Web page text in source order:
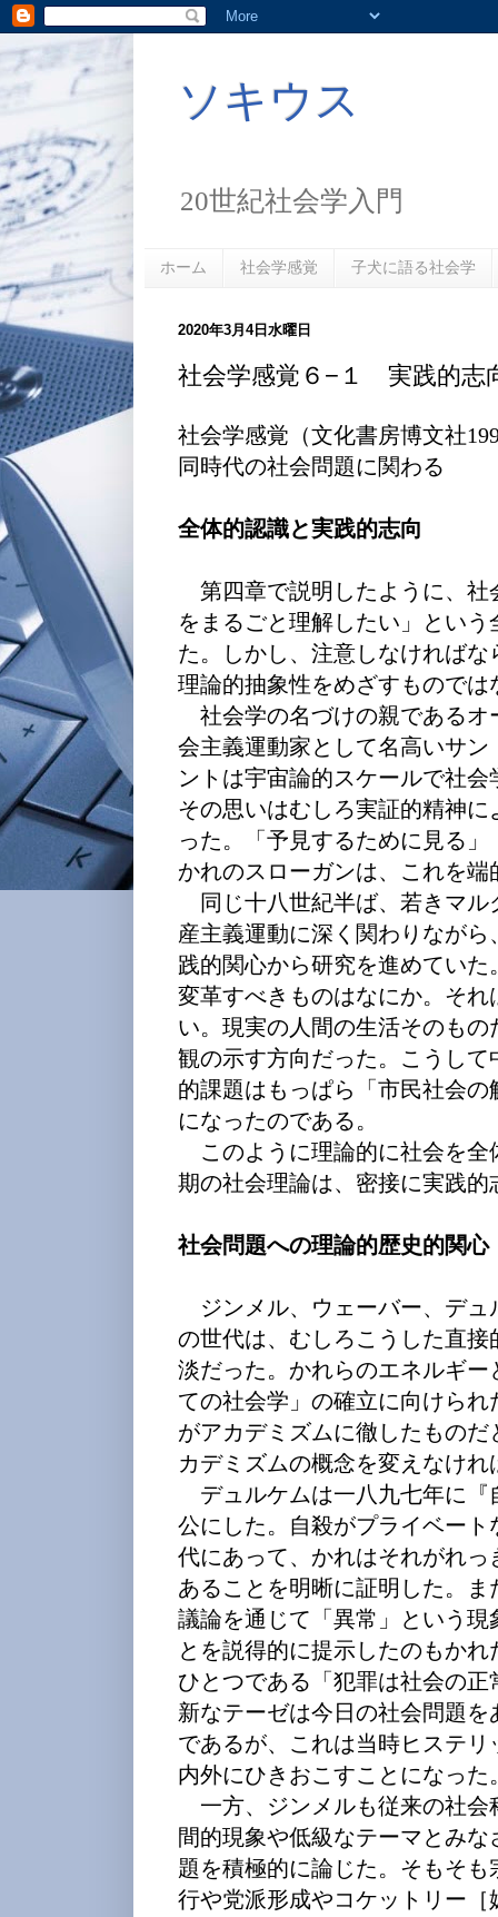
ソキウス
20世紀社会学入門
ホーム 社会学感覚 子犬に語る社会学
2020年3月4日水曜日
社会学感覚６−１ 実践的志
社会学感覚（文化書房博文社
同時代の社会問題に関わる
全体的認識と実践的志向
第四章で説明したように、社
をまるごと理解したい」とい
た。しかし、注意しなければ
理論的抽象性をめざすもので
社会学の名づけの親であるオ
会主義運動家として名高いサ
ントは宇宙論的スケールで社
その思いはむしろ実証的精神
った。「予見するために見る」
かれのスローガンは、これを
同じ十八世紀半ば、若きマル
産主義運動に深く関わりなが
践的関心から研究を進めてい
変革すべきものはなにか。そ
い。現実の人間の生活そのも
観の示す方向だった。こうし
的課題はもっぱら「市民社会
になったのである。
このように理論的に社会を全
期の社会理論は、密接に実践
社会問題への理論的歴史的関心
ジンメル、ウェーバー、デュ
の世代は、むしろこうした直
淡だった。かれらのエネルギ
ての社会学」の確立に向けら
がアカデミズムに徹したもの
カデミズムの概念を変えなけ
デュルケムは一八九七年に
公にした。自殺がプライベー
代にあって、かれはそれがれ
あることを明晰に証明した。
議論を通じて「異常」という
とを説得的に提示したのもか
ひとつである「犯罪は社会の
新なテーゼは今日の社会問題
であるが、これは当時ヒステ
内外にひきおこすことになった
一方、ジンメルも従来の社会
間的現象や低級なテーマとみ
題を積極的に論じた。そもそ
行や党派形成やコケットリー